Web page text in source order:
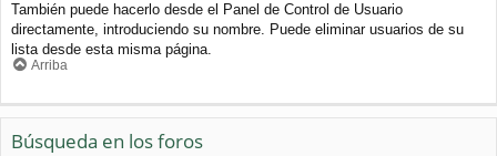
También puede hacerlo desde el Panel de Control de Usuario
directamente, introduciendo su nombre. Puede eliminar usuarios de su
lista desde esta misma página.
Arriba
Búsqueda en los foros